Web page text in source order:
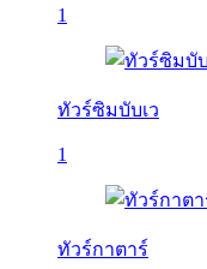
1
ทัวร์ซิมบับเว
1
ทัวร์กาตาร์